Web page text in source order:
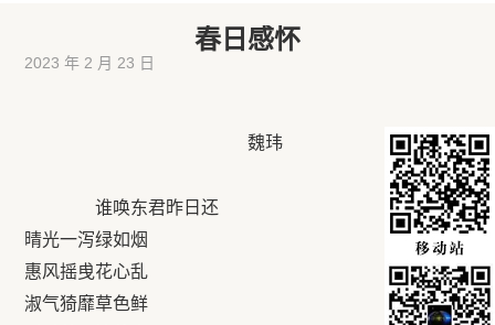
春日感怀
2023 年 2 月 23 日
魏玮
谁唤东君昨日还
晴光一泻绿如烟
惠风摇曵花心乱
淑气猗靡草色鲜